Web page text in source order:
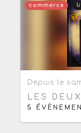
commerce
Depuis le
LES
5